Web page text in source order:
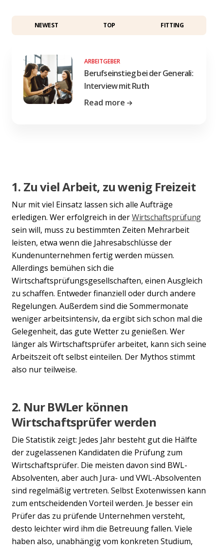
NEWEST TOP FITTING
ARBEITGEBER
Berufseinstieg bei der Generali:
Interview mit Ruth
Read more
1. Zu viel Arbeit, zu wenig Freizeit
Nur mit viel Einsatz lassen sich alle Aufträge
erledigen. Wer erfolgreich in derWirtschaftsprüfung
sein will, muss zu bestimmten Zeiten Mehrarbeit
leisten, etwa wenn die Jahresabschlüsse der
Kundenunternehmen fertig werden müssen.
Allerdings bemühen sich die
Wirtschaftsprüfungsgesellschaften, einen Ausgleich
zu schaffen. Entweder finanziell oder durch andere
Regelungen. Außerdem sind die Sommermonate
weniger arbeitsintensiv, da ergibt sich schon mal die
Gelegenheit, das gute Wetter zu genießen. Wer
länger als Wirtschaftsprüfer arbeitet, kann sich seine
Arbeitszeit oft selbst einteilen. Der Mythos stimmt
also nur teilweise.
2. Nur BWLer können
Wirtschaftsprüfer werden
Die Statistik zeigt: Jedes Jahr besteht gut die Hälfte
der zugelassenen Kandidaten die Prüfung zum
Wirtschaftsprüfer. Die meisten davon sind BWL-
Absolventen, aber auch Jura- und VWL-Absolventen
sind regelmäßig vertreten. Selbst Exotenwissen kann
zum entscheidenden Vorteil werden. Je besser ein
Prüfer das zu prüfende Unternehmen versteht,
desto leichter wird ihm die Betreuung fallen. Viele
haben also, unabhängig vom konkreten Studium,